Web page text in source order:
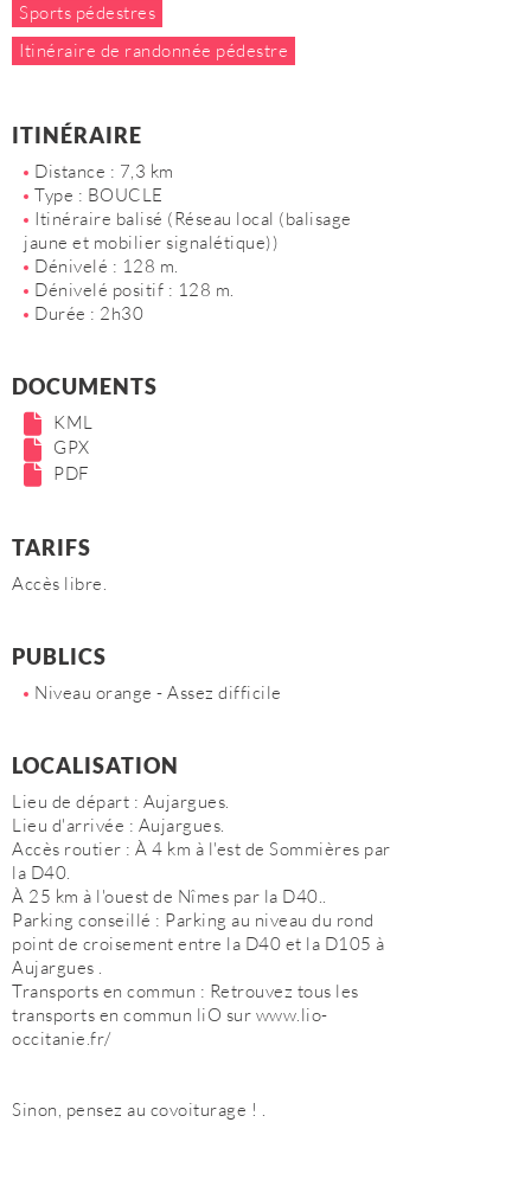
Sports pédestres
Itinéraire de randonnée pédestre
ITINÉRAIRE
Distance : 7,3 km
Type : BOUCLE
Itinéraire balisé (Réseau local (balisage
jaune et mobilier signalétique))
Dénivelé : 128 m.
Dénivelé positif : 128 m.
Durée : 2h30
DOCUMENTS
KML
GPX
PDF
TARIFS
Accès libre.
PUBLICS
Niveau orange - Assez difficile
LOCALISATION
Lieu de départ : Aujargues.
Lieu d'arrivée : Aujargues.
Accès routier : À 4 km à l'est de Sommières par
la D40.
À 25 km à l'ouest de Nîmes par la D40..
Parking conseillé : Parking au niveau du rond
point de croisement entre la D40 et la D105 à
Aujargues .
Transports en commun : Retrouvez tous les
transports en commun liO sur www.lio-
occitanie.fr/
Sinon, pensez au covoiturage ! .